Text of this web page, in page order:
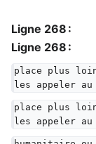
Ligne 268 :
Ligne 268 :
place plus
les appeler
place plus
les appeler